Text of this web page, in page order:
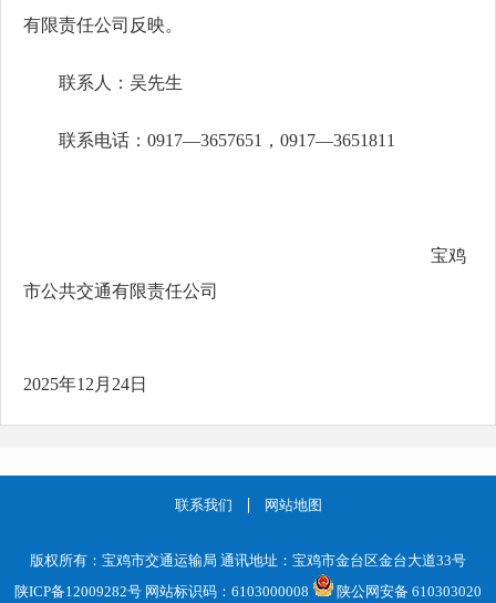
有限责任公司反映。
联系人：吴先生
联系电话：0917—3657651，0917—3651811
宝鸡
市公共交通有限责任公司
2025年12月24日
联系我们 网站地图
版权所有：宝鸡市交通运输局 通讯地址：宝鸡市金台区金台大道33号
陕ICP备12009282号 网站标识码：6103000008 陕公网安备 610303020